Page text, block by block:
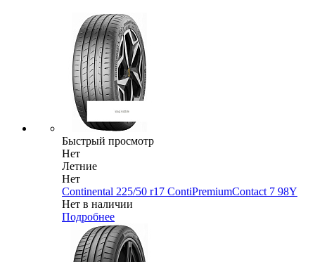
Быстрый просмотр
Нет
Летние
Нет
Continental 225/50 r17 ContiPremiumContact 7 98Y
Нет в наличии
Подробнее